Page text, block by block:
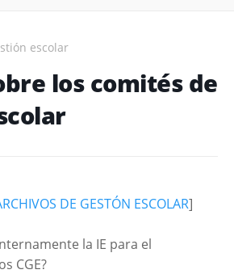
escolar
los comités de
DE GESTÓN ESCOLAR]
la IE para el
CGE?